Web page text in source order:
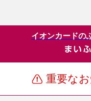
イオンカードの
重要な